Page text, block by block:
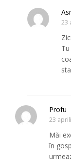
23
Profu
23
Măi
în